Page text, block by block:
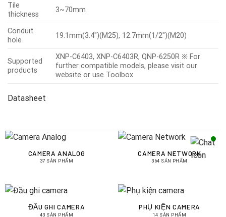
Tile
thickness
3~70mm
Conduit
hole
19.1mm(3.4″)(M25), 12.7mm(1/2″)(M20)
Supported
products
XNP-C6403, XNP-C6403R, QNP-6250R ※ For
further compatible models, please visit our
website or use Toolbox
Datasheet
CAMERA ANALOG
37 SẢN PHẨM
CAMERA NETWORK
364 SẢN PHẨM
ĐẦU GHI CAMERA
43 SẢN PHẨM
PHỤ KIỆN CAMERA
14 SẢN PHẨM